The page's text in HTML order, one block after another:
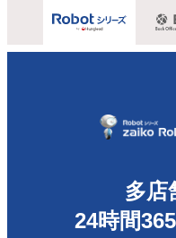
多店
24時間